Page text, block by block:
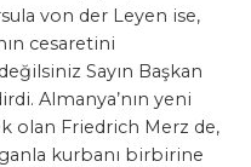
von der Leyen ise,
cesaretini
Sayın Başkan
Almanya’nın yeni
olan Friedrich Merz de,
kurbanı birbirine